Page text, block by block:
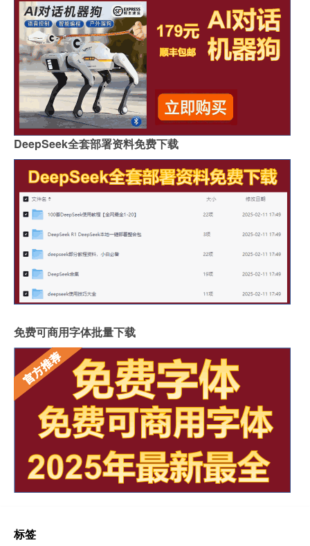
DeepSeek全套部署资料免费下载
免费可商用字体批量下载
标签